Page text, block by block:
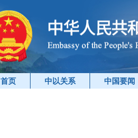
首页 中以关系 中国要闻